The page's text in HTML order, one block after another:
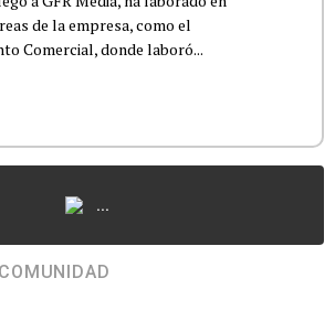
de la empresa, como el
Comercial, donde laboró...
...